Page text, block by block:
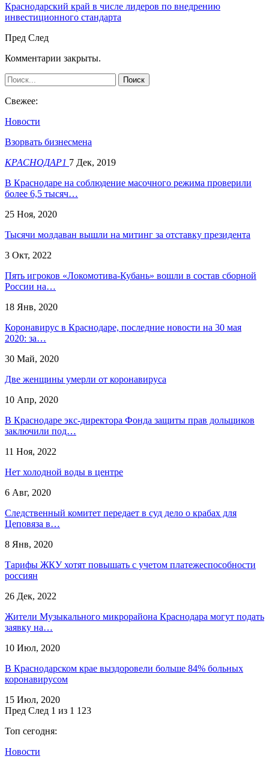
Краснодарский край в числе лидеров по внедрению
инвестиционного стандарта
Пред След
Комментарии закрыты.
Свежее:
Новости
Взорвать бизнесмена
КРАСНОДАР1 7 Дек, 2019
В Краснодаре на соблюдение масочного режима проверили
более 6,5 тысяч…
25 Ноя, 2020
Тысячи молдаван вышли на митинг за отставку президента
3 Окт, 2022
Пять игроков «Локомотива-Кубань» вошли в состав сборной
России на…
18 Янв, 2020
Коронавирус в Краснодаре, последние новости на 30 мая
2020: за…
30 Май, 2020
Две женщины умерли от коронавируса
10 Апр, 2020
В Краснодаре экс-директора Фонда защиты прав дольщиков
заключили под…
11 Ноя, 2022
Нет холодной воды в центре
6 Авг, 2020
Следственный комитет передает в суд дело о крабах для
Цеповяза в…
8 Янв, 2020
Тарифы ЖКУ хотят повышать с учетом платежеспособности
россиян
26 Дек, 2022
Жители Музыкального микрорайона Краснодара могут подать
заявку на…
10 Июл, 2020
В Краснодарском крае выздоровели больше 84% больных
коронавирусом
15 Июл, 2020
Пред След 1 из 1 123
Топ сегодня:
Новости